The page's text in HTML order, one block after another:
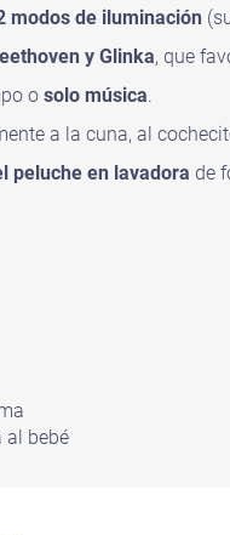
modos de iluminación
y Glinka, que
o solo música.
a la cuna, al
peluche en lavadora de
al bebé